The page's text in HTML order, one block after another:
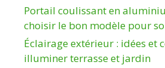
Portail coulissant en
choisir le bon modèle pour
Éclairage extérieur : idées et
illuminer terrasse et jardin